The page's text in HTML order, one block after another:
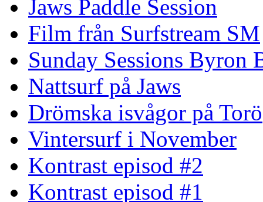
Jaws Paddle Session
Film från Surfstream SM
Sunday Sessions Byron
Nattsurf på Jaws
Drömska isvågor på Torö
Vintersurf i November
Kontrast episod #2
Kontrast episod #1